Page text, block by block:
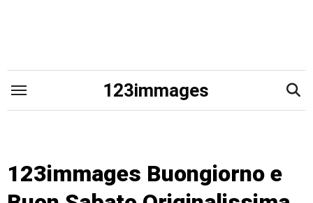
123immages
123immages Buongiorno e